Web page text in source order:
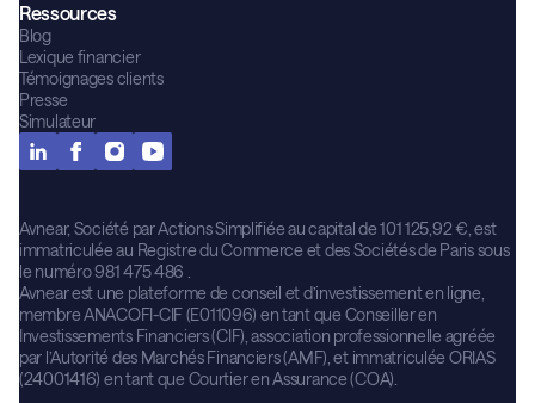
Ressources
Blog
Lexique financier
Témoignages clients
Presse
Simulateur
Avnear, Société par Actions Simplifiée au capital de 101 125,92 €, est
immatriculée au Registre du Commerce et des Sociétés de Paris sous
le numéro 981 475 486 .
Avnear est une plateforme de conseil et d’investissement en ligne,
membre ANACOFI-CIF (E011096) en tant que Conseiller en
Investissements Financiers (CIF), association professionnelle agréée
par l’Autorité des Marchés Financiers (AMF), et immatriculée ORIAS
(24001416) en tant que Courtier en Assurance (COA).